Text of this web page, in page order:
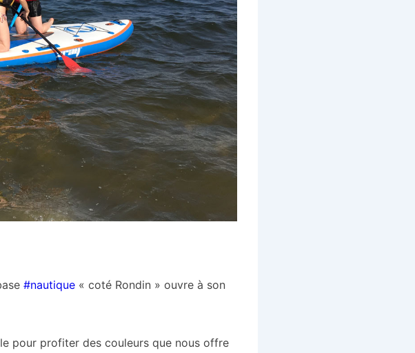
#nautique « coté Rondin » ouvre à son
pour profiter des couleurs que nous offre